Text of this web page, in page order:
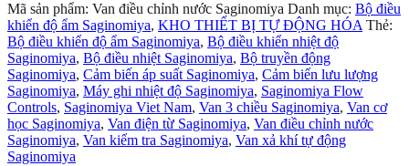
Mã sản phẩm: Van điều chỉnh nước Saginomiya Danh mục: Bộ điều
khiển độ ẩm Saginomiya, KHO THIẾT BỊ TỰ ĐỘNG HÓA Thẻ:
Bộ điều khiển độ ẩm Saginomiya, Bộ điều khiển nhiệt độ
Saginomiya, Bộ điều nhiệt Saginomiya, Bộ truyền động
Saginomiya, Cảm biến áp suất Saginomiya, Cảm biến lưu lượng
Saginomiya, Máy ghi nhiệt độ Saginomiya, Saginomiya Flow
Controls, Saginomiya Viet Nam, Van 3 chiều Saginomiya, Van cơ
học Saginomiya, Van điện từ Saginomiya, Van điều chỉnh nước
Saginomiya, Van kiểm tra Saginomiya, Van xả khí tự động
Saginomiya